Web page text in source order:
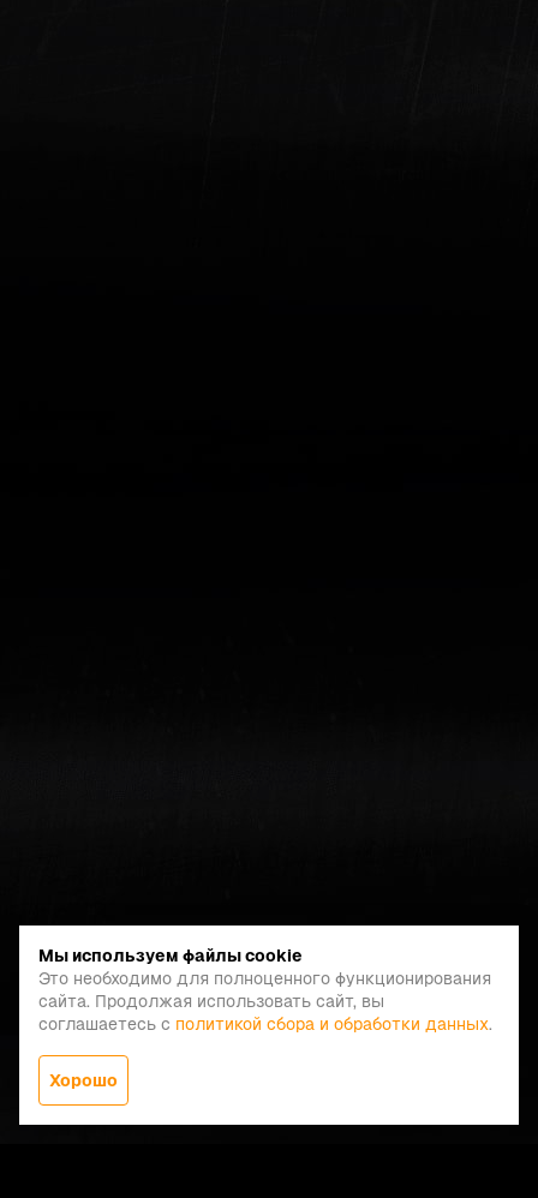
Мы используем файлы cookie
Это необходимо для полноценного функционирования
сайта. Продолжая использовать сайт, вы
соглашаетесь с политикой сбора и обработки данных.
Хорошо